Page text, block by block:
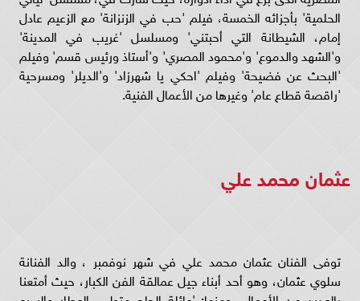
الحلمية' بأجزائه الخمسة، فيلم 'حب في الزنزانة' مع الزعيم عادل
إمام، الشيطانة التي أحبتني' ومسلسل 'غريب في المدينة'
و'الشهد والدموع' و'محمود المصري' و'أستاذ ورئيس قسم' وفيلم
'البحث عن فضيحة' وفيلم 'احكي يا شهرزاد' و'الديلر' ومسرحية
'راقصة قطاع عام' وغيرها من الأعمال الفنية.
عثمان محمد علي
توفى الفنان عثمان محمد علي في شهر نوفمبر ، والد الفنانة
سلوي عثمان، وهو أحد أبناء جيل عمالقة الفن الكبار، حيث أمتعنا